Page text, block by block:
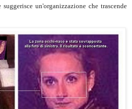
un'organizzazione che trascende